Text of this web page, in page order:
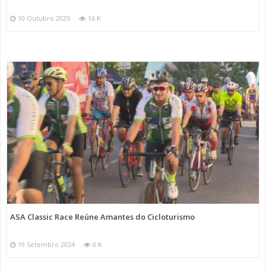
10 Outubro 2025 16 K
ASA Classic Race Reúne Amantes do Cicloturismo
19 Setembro 2024 0 K